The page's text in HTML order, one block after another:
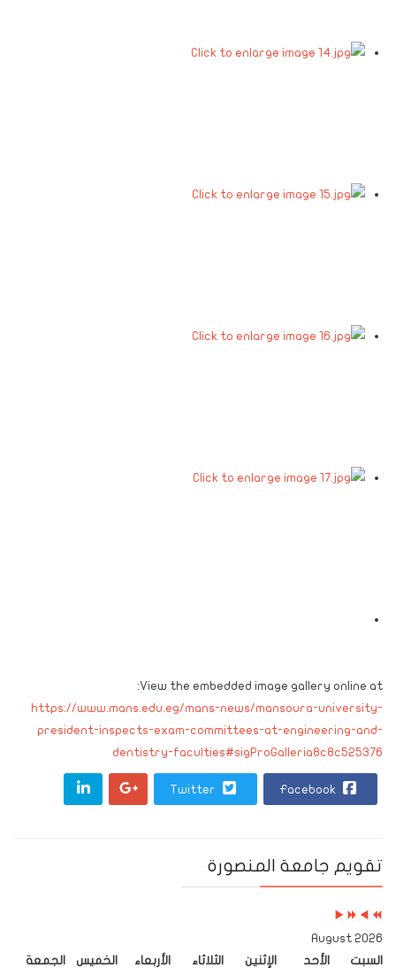
View the embedded image gallery online at:
https://www.mans.edu.eg/mans-news/mansoura-university-
president-inspects-exam-committees-at-engineering-and-
dentistry-faculties#sigProGalleria8c8c525376
تقويم جامعة المنصورة
Previous
Previous
2026 August
السبت
الأحد الإثنين الثلاثاء الأربعاء الخميس
الجمعة